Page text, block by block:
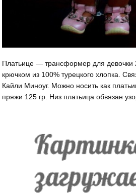
Платьице — трансформер для девочки
крючком из 100% турецкого хлопка.
Кайли Миноуг. Можно носить как
пряжи 125 гр. Низ платьица обвязан